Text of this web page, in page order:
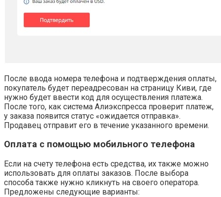
После ввода номера телефона и подтверждения оплаты,
покупатель будет переадресован на страницу Киви, где
нужно будет ввести код для осуществления платежа.
После того, как система Алиэкспресса проверит платеж,
у заказа появится статус «ожидается отправка».
Продавец отправит его в течение указанного времени.
Оплата с помощью мобильного телефона
Если на счету телефона есть средства, их также можно
использовать для оплаты заказов. После выбора
способа также нужно кликнуть на своего оператора.
Предложены следующие варианты: